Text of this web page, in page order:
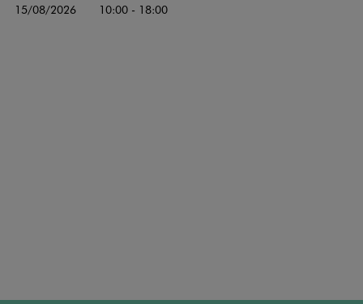
15/08/2026 10:00 - 18:00